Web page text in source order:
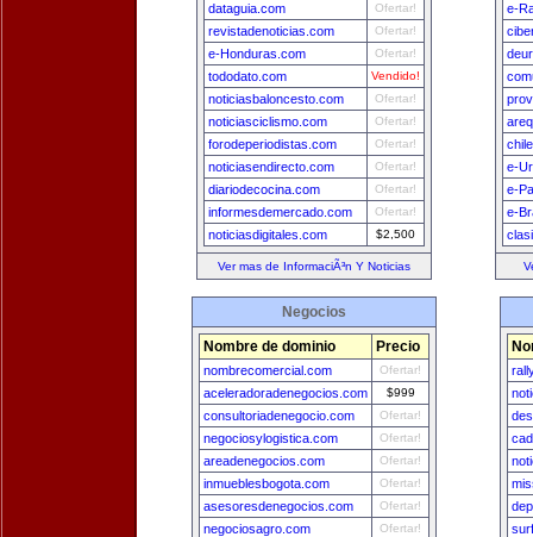
dataguia.com Ofertar!
revistadenoticias.com Ofertar!
e-Honduras.com Ofertar!
tododato.com Vendido!
noticiasbaloncesto.com Ofertar!
noticiasciclismo.com Ofertar!
forodeperiodistas.com Ofertar!
noticiasendirecto.com Ofertar!
diariodecocina.com Ofertar!
informesdemercado.com Ofertar!
noticiasdigitales.com $2,500
Ver mas de InformaciÃ³n Y Noticias
e-
e-
e-
e-
Negocios
Nombre de dominio Precio
nombrecomercial.com Ofertar!
aceleradoradenegocios.com $999
consultoriadenegocio.com Ofertar!
negociosylogistica.com Ofertar!
areadenegocios.com Ofertar!
inmueblesbogota.com Ofertar!
asesoresdenegocios.com Ofertar!
negociosagro.com Ofertar!